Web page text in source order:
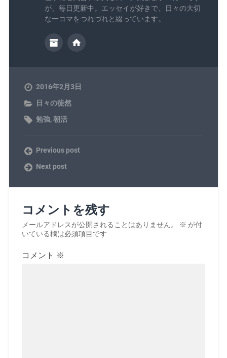
が、毎日更新中。エッセイが好きで、日々の大切
な一コマをつれづれと綴っています。
2016年2月3日
日々の徒然
勉強,朝活
Previous post
Next post
コメントを残す
メールアドレスが公開されることはありません。 ※ が付
いている欄は必須項目です
コメント ※